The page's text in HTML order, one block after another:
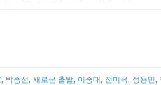
, 박종선, 새로운 출발, 이중대, 전미옥, 정용민,